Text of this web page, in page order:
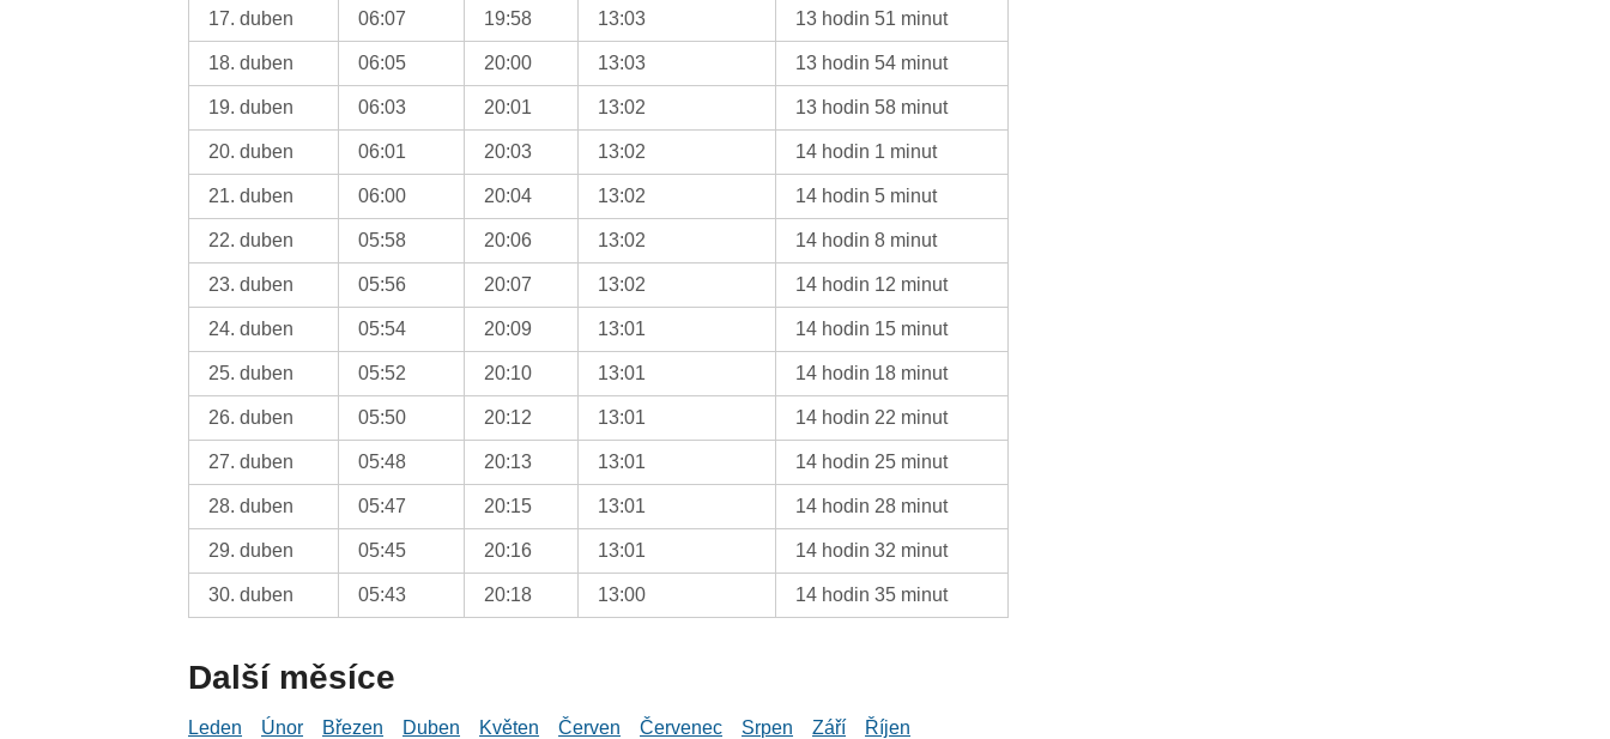
17. duben 06:07 19:58 13:03 13 hodin 51 minut
18. duben 06:05 20:00 13:03 13 hodin 54 minut
19. duben 06:03 20:01 13:02 13 hodin 58 minut
20. duben 06:01 20:03 13:02 14 hodin 1 minut
21. duben 06:00 20:04 13:02 14 hodin 5 minut
22. duben 05:58 20:06 13:02 14 hodin 8 minut
23. duben 05:56 20:07 13:02 14 hodin 12 minut
24. duben 05:54 20:09 13:01 14 hodin 15 minut
25. duben 05:52 20:10 13:01 14 hodin 18 minut
26. duben 05:50 20:12 13:01 14 hodin 22 minut
27. duben 05:48 20:13 13:01 14 hodin 25 minut
28. duben 05:47 20:15 13:01 14 hodin 28 minut
29. duben 05:45 20:16 13:01 14 hodin 32 minut
30. duben 05:43 20:18 13:00 14 hodin 35 minut
Další měsíce
Leden Únor Březen Duben Květen Červen Červenec Srpen Září
Říjen